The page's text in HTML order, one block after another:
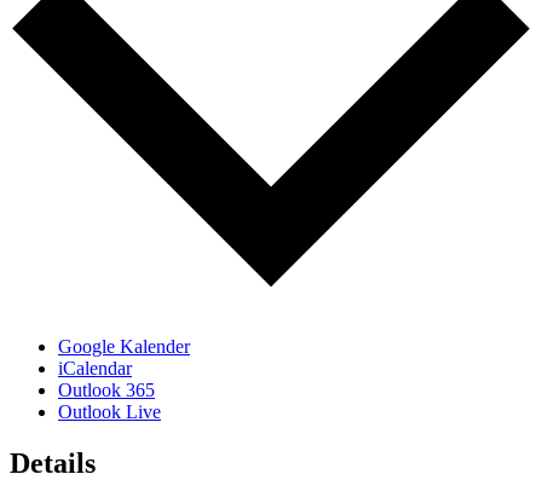
Google Kalender
iCalendar
Outlook 365
Outlook Live
Details